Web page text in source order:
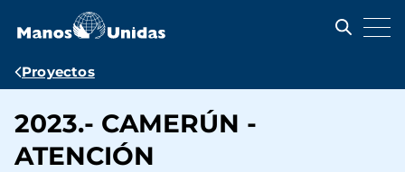
contenido
Ruta
navegación
Proyectos
2023.- CAMERÚN -
ATENCIÓN